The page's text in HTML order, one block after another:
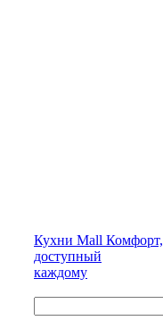
Кухни Mall Комфорт,
доступный
каждому